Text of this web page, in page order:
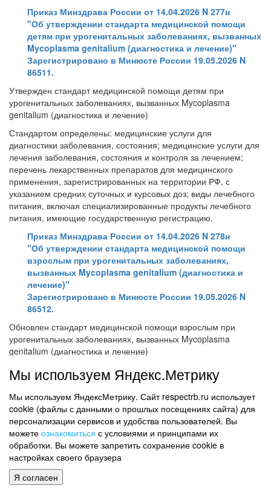
Приказ Минздрава России от 14.04.2026 N 277н
"Об утверждении стандарта медицинской помощи
детям при урогенитальных заболеваниях, вызванных
Mycoplasma genitalium (диагностика и лечение)"
Зарегистрировано в Минюсте России 19.05.2026 N
86511.
Утвержден стандарт медицинской помощи детям при
урогенитальных заболеваниях, вызванных Mycoplasma
genitalium (диагностика и лечение)
Стандартом определены: медицинские услуги для
диагностики заболевания, состояния; медицинские услуги для
лечения заболевания, состояния и контроля за лечением;
перечень лекарственных препаратов для медицинского
применения, зарегистрированных на территории РФ, с
указанием средних суточных и курсовых доз; виды лечебного
питания, включая специализированные продукты лечебного
питания, имеющие государственную регистрацию.
Приказ Минздрава России от 14.04.2026 N 278н
"Об утверждении стандарта медицинской помощи
взрослым при урогенитальных заболеваниях,
вызванных Mycoplasma genitalium (диагностика и
лечение)"
Зарегистрировано в Минюсте России 19.05.2026 N
86512.
Обновлен стандарт медицинской помощи взрослым при
урогенитальных заболеваниях, вызванных Mycoplasma
genitalium (диагностика и лечение)
Стандартом определены: медицинские услуги для
диагностики заболевания, состояния; медицинские услуги для
лечения заболевания, состояния и контроля за лечением;
перечень лекарственных препаратов для медицинского
применения, зарегистрированных на территории РФ, с
указанием средних суточных и курсовых доз; виды лечебного
питания, включая специализированные продукты лечебного
питания, имеющие государственную регистрацию.
Признается утратившим силу Приказ Минздрава России от 14
июня 2022 г. N 401н, которым утвержден аналогичный
Мы используем Яндекс.Метрику
Мы используем ЯндексМетрику. Сайт respectrb.ru использует
cookie (файлы с данными о прошлых посещениях сайта) для
персонализации сервисов и удобства пользователей. Вы
можете ознакомиться с условиями и принципами их
обработки. Вы можете запретить сохранение cookie в
настройках своего браузера
Я согласен